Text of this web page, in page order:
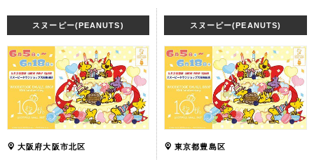
スヌーピー(PEANUTS)
大阪府大阪市北区
スヌーピー(PEANUTS)
東京都豊島区